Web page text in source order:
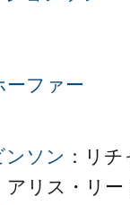
ーファー
ンソン ：リ
アリス・リー